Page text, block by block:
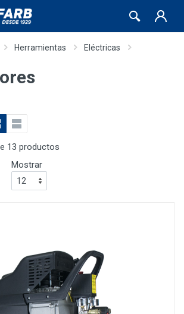
Herramientas
Eléctricas
13 productos
Mostrar